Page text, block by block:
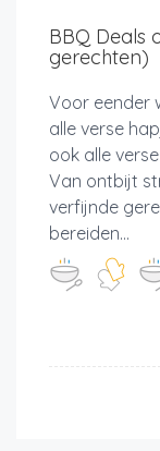
BBQ Deals
gerechten)
Voor eender
alle verse
ook alle
Van ontbijt
verfijnde
bereiden...